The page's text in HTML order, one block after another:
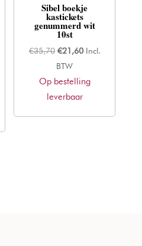
Sibel boekje
kastickets
genummerd wit
10st
€35,70 Oorspronkelijke
prijs
was:
€35,70.
€21,60Huidige
is:
€21,60.
Incl.
BTW
Op bestelling
leverbaar